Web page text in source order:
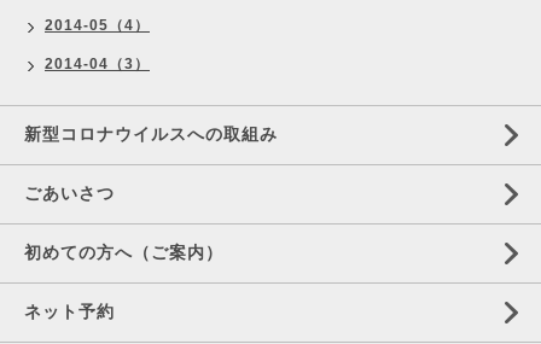
2014-05（4）
2014-04（3）
新型コロナウイルスへの取組み
ごあいさつ
初めての方へ（ご案内）
ネット予約